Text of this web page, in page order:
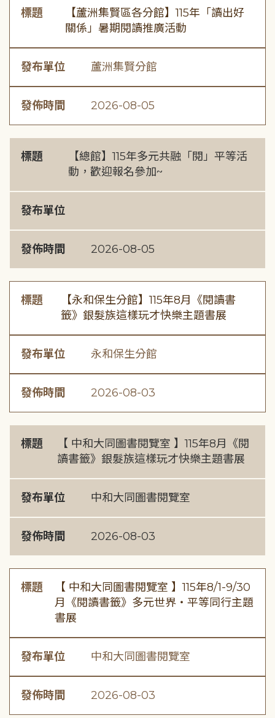
標題
【蘆洲集賢區各分館】115年「讀出好
關係」暑期閱讀推廣活動
發布單位 蘆洲集賢分館
發佈時間 2026-08-05
標題
【總館】115年多元共融「閱」平等活
動，歡迎報名參加~
發布單位
發佈時間 2026-08-05
標題
【永和保生分館】115年8月《閱讀書
籤》銀髮族這樣玩才快樂主題書展
發布單位 永和保生分館
發佈時間 2026-08-03
標題
【 中和大同圖書閱覽室 】115年8月《閱
讀書籤》銀髮族這樣玩才快樂主題書展
發布單位 中和大同圖書閱覽室
發佈時間 2026-08-03
標題
【 中和大同圖書閱覽室 】115年8/1-9/30
月《閱讀書籤》多元世界・平等同行主題
書展
發布單位 中和大同圖書閱覽室
發佈時間 2026-08-03